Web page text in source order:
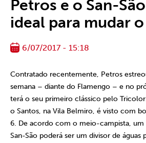
Petros e o San-
ideal para mudar
6/07/2017 - 15:18
Contratado recentemente, Petros
semana – diante do Flamengo – e no
terá o seu primeiro clássico pelo
o Santos, na Vila Belmiro, é visto com
6. De acordo com o meio-campista,
San-São poderá ser um divisor de águas